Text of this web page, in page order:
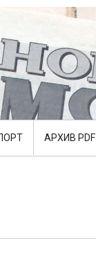
АРХИВ PDF